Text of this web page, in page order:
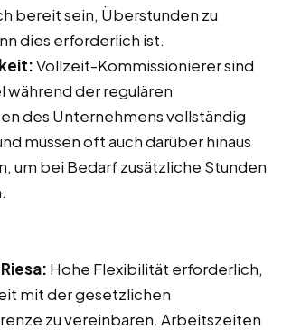
bereit sein, Überstunden zu
dies erforderlich ist.
Vollzeit-Kommissionierer sind
während der regulären
des Unternehmens vollständig
müssen oft auch darüber hinaus
um bei Bedarf zusätzliche Stunden
Hohe Flexibilität erforderlich,
mit der gesetzlichen
zu vereinbaren. Arbeitszeiten